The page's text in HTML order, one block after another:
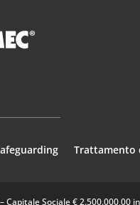
Trattamento
Capitale Sociale € 2.500.000,00